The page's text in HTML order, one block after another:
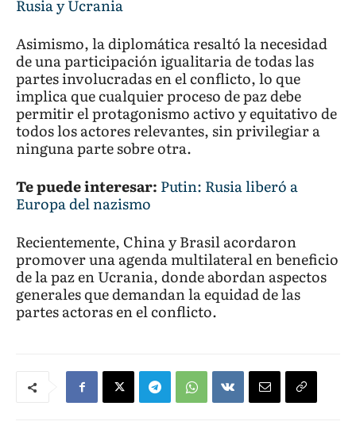
Rusia y Ucrania
Asimismo, la diplomática resaltó la necesidad
de una participación igualitaria de todas las
partes involucradas en el conflicto, lo que
implica que cualquier proceso de paz debe
permitir el protagonismo activo y equitativo de
todos los actores relevantes, sin privilegiar a
ninguna parte sobre otra.
Te puede interesar: Putin: Rusia liberó a
Europa del nazismo
Recientemente, China y Brasil acordaron
promover una agenda multilateral en beneficio
de la paz en Ucrania, donde abordan aspectos
generales que demandan la equidad de las
partes actoras en el conflicto.